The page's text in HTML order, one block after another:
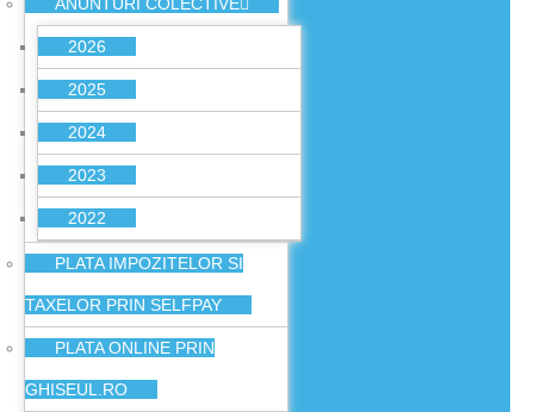
2026
2025
2024
2023
2022
PLATA IMPOZITELOR SI
TAXELOR PRIN SELFPAY
PLATA ONLINE PRIN
GHISEUL.RO